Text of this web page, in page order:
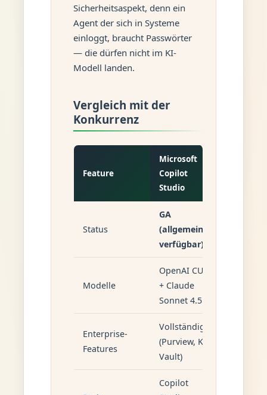
Sicherheitsaspekt, denn ein
Agent der sich in Systeme
einloggt, braucht Passwörter
— die dürfen nicht im KI-
Modell landen.
Vergleich mit der
Konkurrenz
Feature
Microsoft
Copilot
Studio
Status
GA
(allgemein
verfügbar)
Modelle
OpenAI CUA
+ Claude
Sonnet 4.5
Enterprise-
Features
Vollständig
(Purview, Key
Vault)
Copilot